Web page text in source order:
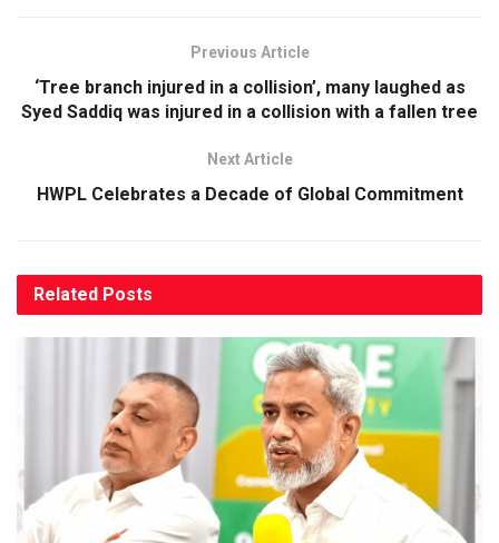
Previous Article
‘Tree branch injured in a collision’, many laughed as
Syed Saddiq was injured in a collision with a fallen tree
Next Article
HWPL Celebrates a Decade of Global Commitment
Related Posts